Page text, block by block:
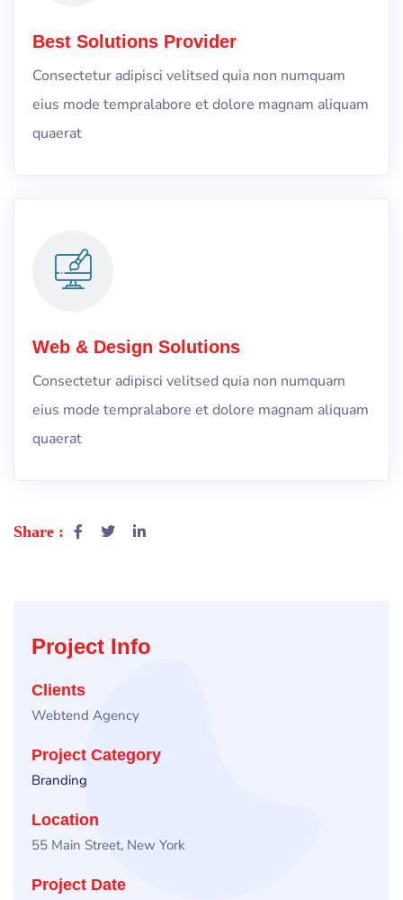
Best Solutions Provider
Consectetur adipisci velitsed quia non numquam
eius mode tempralabore et dolore magnam aliquam
quaerat
Web & Design Solutions
Consectetur adipisci velitsed quia non numquam
eius mode tempralabore et dolore magnam aliquam
quaerat
Share :
Project Info
Clients
Webtend Agency
Project Category
Branding
Location
55 Main Street, New York
Project Date